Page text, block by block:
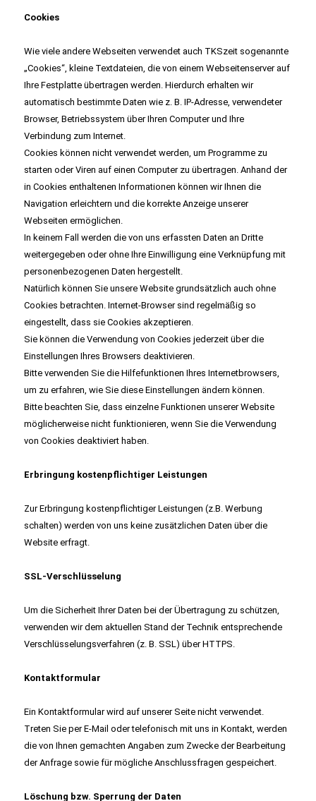
Cookies
Wie viele andere Webseiten verwendet auch TKSzeit sogenannte
„Cookies“, kleine Textdateien, die von einem Webseitenserver auf
Ihre Festplatte übertragen werden. Hierdurch erhalten wir
automatisch bestimmte Daten wie z. B. IP-Adresse, verwendeter
Browser, Betriebssystem über Ihren Computer und Ihre
Verbindung zum Internet.
Cookies können nicht verwendet werden, um Programme zu
starten oder Viren auf einen Computer zu übertragen. Anhand der
in Cookies enthaltenen Informationen können wir Ihnen die
Navigation erleichtern und die korrekte Anzeige unserer
Webseiten ermöglichen.
In keinem Fall werden die von uns erfassten Daten an Dritte
weitergegeben oder ohne Ihre Einwilligung eine Verknüpfung mit
personenbezogenen Daten hergestellt.
Natürlich können Sie unsere Website grundsätzlich auch ohne
Cookies betrachten. Internet-Browser sind regelmäßig so
eingestellt, dass sie Cookies akzeptieren.
Sie können die Verwendung von Cookies jederzeit über die
Einstellungen Ihres Browsers deaktivieren.
Bitte verwenden Sie die Hilfefunktionen Ihres Internetbrowsers,
um zu erfahren, wie Sie diese Einstellungen ändern können.
Bitte beachten Sie, dass einzelne Funktionen unserer Website
möglicherweise nicht funktionieren, wenn Sie die Verwendung
von Cookies deaktiviert haben.
Erbringung kostenpflichtiger Leistungen
Zur Erbringung kostenpflichtiger Leistungen (z.B. Werbung
schalten) werden von uns keine zusätzlichen Daten über die
Website erfragt.
SSL-Verschlüsselung
Um die Sicherheit Ihrer Daten bei der Übertragung zu schützen,
verwenden wir dem aktuellen Stand der Technik entsprechende
Verschlüsselungsverfahren (z. B. SSL) über HTTPS.
Kontaktformular
Ein Kontaktformular wird auf unserer Seite nicht verwendet.
Treten Sie per E-Mail oder telefonisch mit uns in Kontakt, werden
die von Ihnen gemachten Angaben zum Zwecke der Bearbeitung
der Anfrage sowie für mögliche Anschlussfragen gespeichert.
Löschung bzw. Sperrung der Daten